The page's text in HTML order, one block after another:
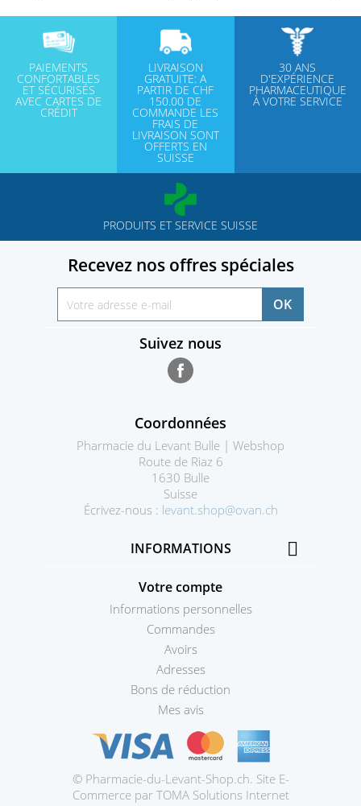
PAIEMENTS
CONFORTABLES
ET SÉCURISÉS
AVEC CARTES DE
CRÉDIT
LIVRAISON
GRATUITE: A
PARTIR DE CHF
150.00 DE
COMMANDE LES
FRAIS DE
LIVRAISON SONT
OFFERTS EN
SUISSE
30 ANS
D'EXPÉRIENCE
PHARMACEUTIQUE
À VOTRE SERVICE
PRODUITS ET SERVICE SUISSE
Recevez nos offres spéciales
Suivez nous
Coordonnées
Pharmacie du Levant Bulle | Webshop
Route de Riaz 6
1630 Bulle
Suisse
Écrivez-nous : levant.shop@ovan.ch
INFORMATIONS 
Votre compte
Informations personnelles
Commandes
Avoirs
Adresses
Bons de réduction
Mes avis
© Pharmacie-du-Levant-Shop.ch. Site E-
Commerce par TOMA Solutions InternetPrestashop